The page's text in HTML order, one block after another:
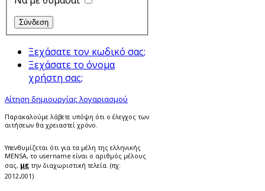
Ξεχάσατε τον κωδικό σας;
Ξεχάσατε το όνομα
χρήστη σας;
Αίτηση δημιουργίας λογαριασμού
Παρακαλούμε λάβετε υπόψη ότι ο έλεγχος των
αιτήσεων θα χρειαστεί χρόνο.
Υπενθυμίζεται ότι για τα μέλη της ελληνικής
MENSA, το username είναι ο αριθμός μέλους
σας, με την διαχωριστική τελεία. (πχ:
2012.001)